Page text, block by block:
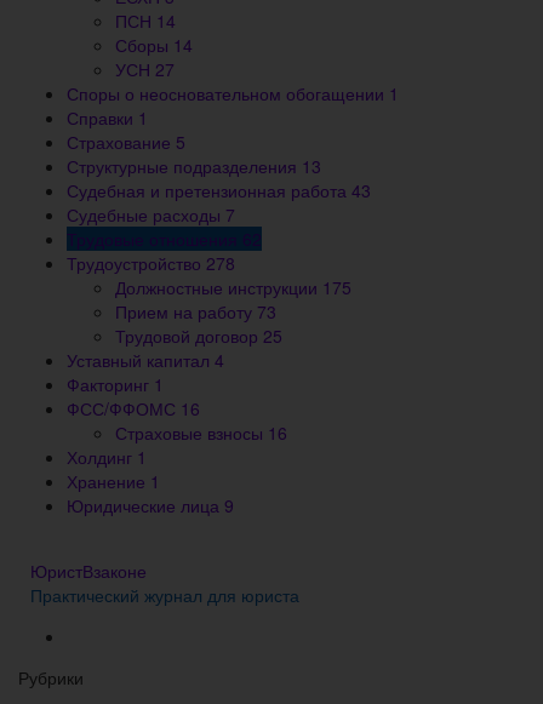
ПСН 14
Сборы 14
УСН 27
Споры о неосновательном обогащении 1
Справки 1
Страхование 5
Структурные подразделения 13
Судебная и претензионная работа 43
Судебные расходы 7
Трудоустройство 278
Должностные инструкции 175
Прием на работу 73
Трудовой договор 25
Уставный капитал 4
Факторинг 1
ФСС/ФФОМС 16
Страховые взносы 16
Холдинг 1
Хранение 1
Юридические лица 9
ЮристВзаконе
Практический журнал для юриста
Рубрики